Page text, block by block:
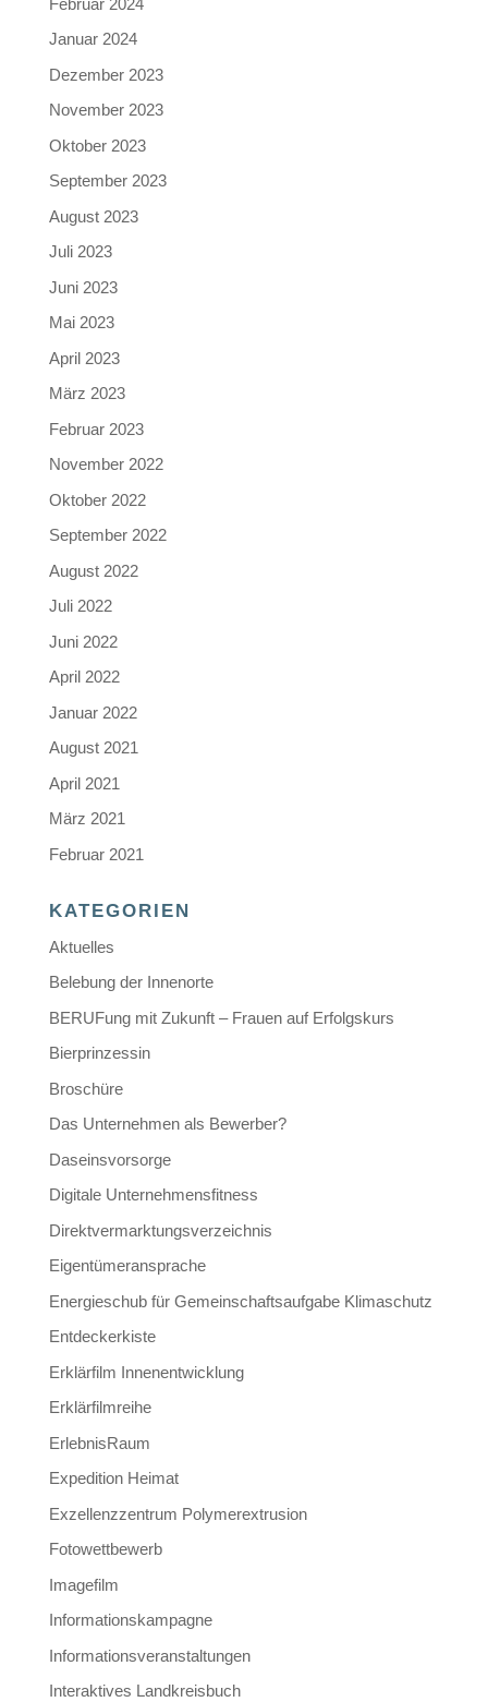
Januar 2024
Dezember 2023
November 2023
Oktober 2023
September 2023
August 2023
Juli 2023
Juni 2023
Mai 2023
April 2023
März 2023
Februar 2023
November 2022
Oktober 2022
September 2022
August 2022
Juli 2022
Juni 2022
April 2022
Januar 2022
August 2021
April 2021
März 2021
Februar 2021
KATEGORIEN
Aktuelles
Belebung der Innenorte
BERUFung mit Zukunft – Frauen auf Erfolgskurs
Bierprinzessin
Broschüre
Das Unternehmen als Bewerber?
Daseinsvorsorge
Digitale Unternehmensfitness
Direktvermarktungsverzeichnis
Eigentümeransprache
Energieschub für Gemeinschaftsaufgabe Klimaschutz
Entdeckerkiste
Erklärfilm Innenentwicklung
Erklärfilmreihe
ErlebnisRaum
Expedition Heimat
Exzellenzzentrum Polymerextrusion
Fotowettbewerb
Imagefilm
Informationskampagne
Informationsveranstaltungen
Interaktives Landkreisbuch